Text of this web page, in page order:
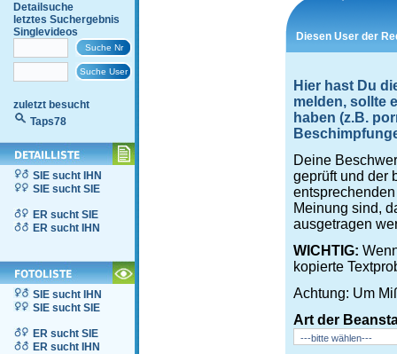
Detailsuche
letztes Suchergebnis
Singlevideos
zuletzt besucht
Taps78
SIE sucht IHN
SIE sucht SIE
ER sucht SIE
ER sucht IHN
SIE sucht IHN
SIE sucht SIE
ER sucht SIE
ER sucht IHN
Diesen User der
Hier hast Du
melden, sollte
haben (z.B.
Deine
geprüft und der
Meinung sind,
ausgetragen
WICHTIG:
kopierte
Achtung: Um
Art der